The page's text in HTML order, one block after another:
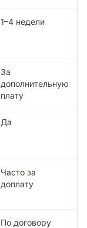
1–4 недели
За
дополнительную
плату
Да
Часто за
доплату
По договору